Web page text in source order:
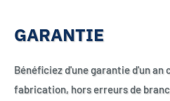
GARANTIE
Bénéficiez d'une garantie d'un an
fabrication, hors erreurs de